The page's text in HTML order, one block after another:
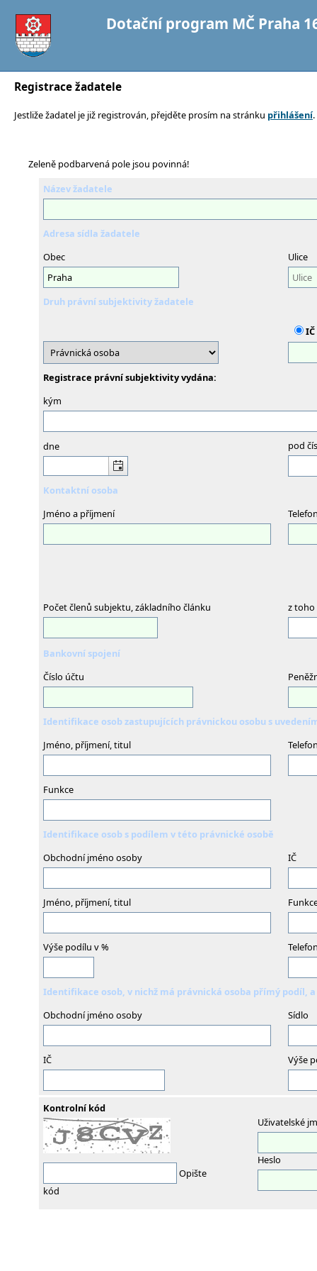
Dotační program MČ Praha
Registrace žadatele
Jestliže žadatel je již registrován, přejděte prosím na stránku přihlášení.
Zeleně podbarvená pole jsou povinná!
Název žadatele
Adresa sídla žadatele
Obec
Ulice
Druh právní subjektivity žadatele
IČ
Registrace právní subjektivity vydána:
kým
dne pod
Kontaktní osoba
Jméno a příjmení
Počet členů subjektu, základního článku z toho
Bankovní spojení
Číslo účtu
Identifikace osob zastupujících právnickou osobu s
Jméno, příjmení, titul
Funkce
Identifikace osob s podílem v této právnické osobě
Obchodní jméno osoby
IČ
Jméno, příjmení, titul
Výše podílu v %
Identifikace osob, v nichž má právnická osoba přímý podíl,
Obchodní jméno osoby
Sídlo
IČ Výše
Kontrolní kód
Opište
kód
Uživatelské
Heslo